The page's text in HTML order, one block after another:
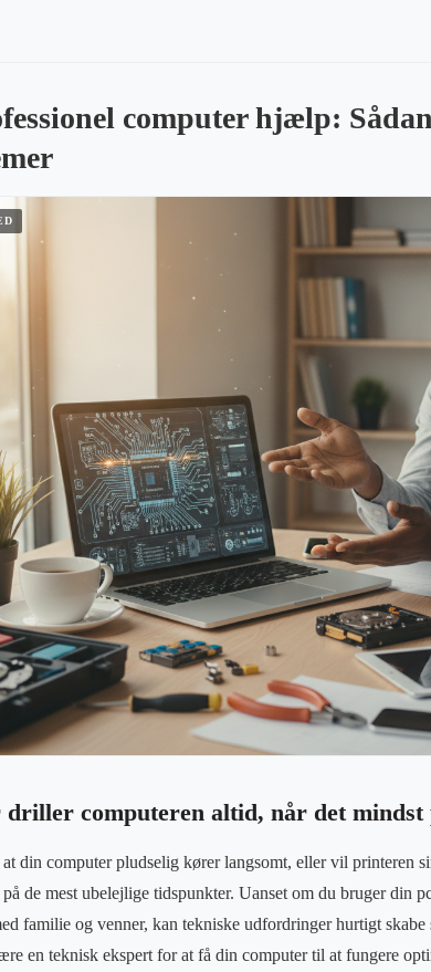
computer hjælp:
computeren altid, når det mindst
din computer pludselig kører langsomt, eller vil printeren
de mest ubelejlige tidspunkter. Uanset om du bruger din
familie og venner, kan tekniske udfordringer hurtigt
en teknisk ekspert for at få din computer til at fungere